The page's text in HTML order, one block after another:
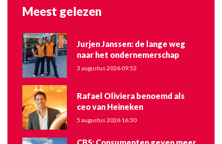
Meest gelezen
Jurjen Janssen: de lange weg
naar het ondernemerschap
3 augustus 2026 09:52
Rafael Oliviera benoemd als
ceo van Heineken
5 augustus 2026 16:30